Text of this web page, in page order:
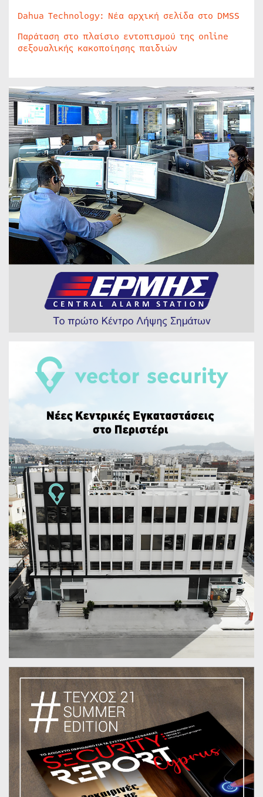
Dahua Technology: Νέα αρχική σελίδα στο DMSS
Παράταση στο πλαίσιο εντοπισμού της online
σεξουαλικής κακοποίησης παιδιών